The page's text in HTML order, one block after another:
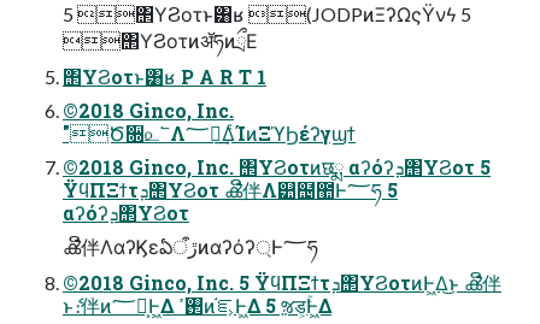
5 ΢ΥϨοτͱ͸ʁ (JODPͷΞʔΩςΫνϟ 5
΢ΥϨοτͷॲཧͷྲྀΕ
΢ΥϨοτͱ͸ʁ P A R T 1
©2018 Ginco, Inc.
"Ծ૝௨՟Λ؅ཧ͢ΔͨΊͷΞϓϦέʔγϣϯ
©2018 Ginco, Inc. ΢ΥϨοτͷछྨ αʔόʔܕ΢ΥϨοτ 5
ΫϥΠΞϯτܕ΢ΥϨοτ ൿີ伴Λ୺຤಺Ͱ؅ཧ 5
αʔόʔܕ΢ΥϨοτ
ൿີ伴ΛαʔϏεఏڙऀͷαʔόʔ্Ͱ؅ཧ
©2018 Ginco, Inc. 5 ΫϥΠΞϯτܕ΢ΥϨοτͷͰ͖Δ͜ͱ ൿີ伴
ͱެ։伴ͷ؅ཧ͕Ͱ͖Δ ࢒ߴͷ֬ೝ͕Ͱ͖Δ 5 ૹड͕ۚͰ͖Δ